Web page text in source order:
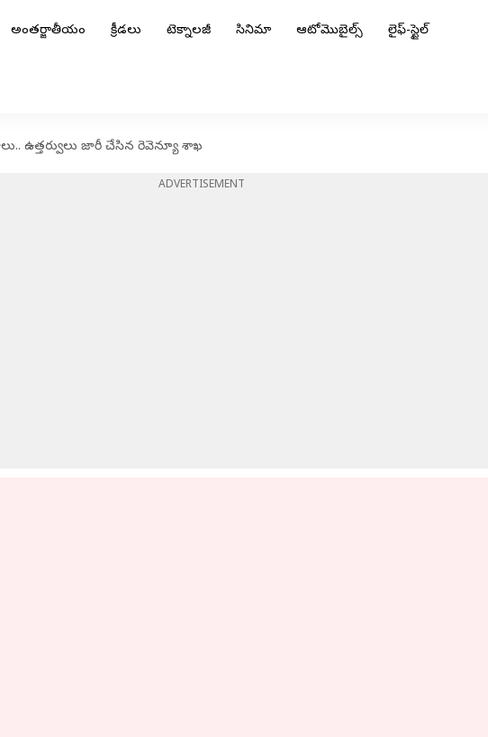
అంతర్జాతీయం క్రీడలు టెక్నాలజీ సినిమా ఆటోమొబైల్స్ లైఫ్-స్టైల్
ఉత్తర్వులు జారీ చేసిన రెవెన్యూ శాఖ
ADVERTISEMENT